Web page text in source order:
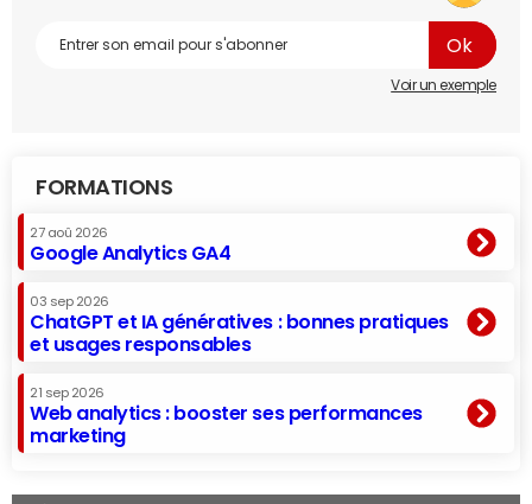
Voir un exemple
FORMATIONS
27 aoû 2026
Google Analytics GA4
03 sep 2026
ChatGPT et IA génératives : bonnes pratiques
et usages responsables
21 sep 2026
Web analytics : booster ses performances
marketing